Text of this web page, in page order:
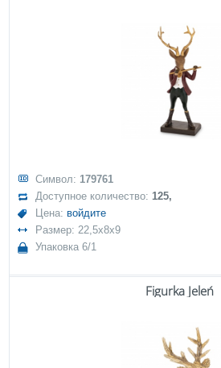
Символ: 179761
Доступное количество:125,
Цена: войдите
Размер: 22,5x8x9
Упаковка 6/1
Figurka Jeleń